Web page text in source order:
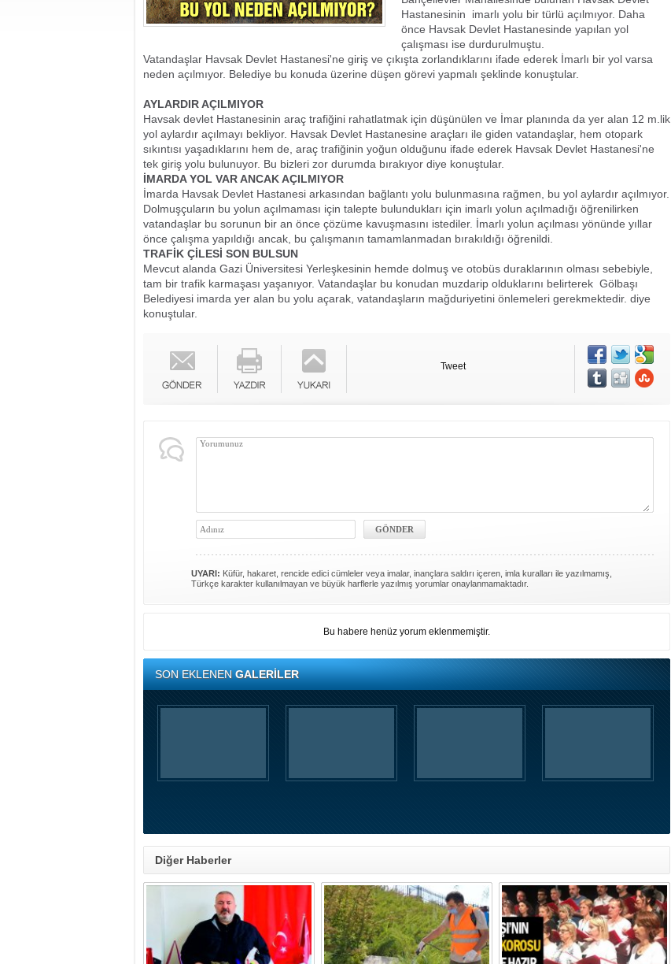
Hastanesinin
imarlı yolu bir türlü açılmıyor. Daha
önce Havsak Devlet Hastanesinde yapılan yol
çalışması ise durdurulmuştu.
Vatandaşlar Havsak Devlet Hastanesi'ne giriş ve çıkışta zorlandıklarını ifade ederek İmarlı bir yol varsa
neden açılmıyor. Belediye bu konuda üzerine düşen görevi yapmalı şeklinde konuştular.
AYLARDIR AÇILMIYOR
Havsak devlet Hastanesinin araç trafiğini rahatlatmak için düşünülen ve İmar planında da yer alan 12 m.lik
yol aylardır açılmayı bekliyor. Havsak Devlet Hastanesine araçları ile giden vatandaşlar, hem otopark
sıkıntısı yaşadıklarını hem de, araç trafiğinin yoğun olduğunu ifade ederek Havsak Devlet Hastanesi'ne
tek giriş yolu bulunuyor. Bu bizleri zor durumda bırakıyor diye konuştular.
İMARDA YOL VAR ANCAK AÇILMIYOR
İmarda Havsak Devlet Hastanesi arkasından bağlantı yolu bulunmasına rağmen, bu yol aylardır açılmıyor.
Dolmuşçuların bu yolun açılmaması için talepte bulundukları için imarlı yolun açılmadığı öğrenilirken
vatandaşlar bu sorunun bir an önce çözüme kavuşmasını istediler. İmarlı yolun açılması yönünde yıllar
önce çalışma yapıldığı ancak, bu çalışmanın tamamlanmadan bırakıldığı öğrenildi.
TRAFİK ÇİLESİ SON BULSUN
Mevcut alanda Gazi Üniversitesi Yerleşkesinin hemde dolmuş ve otobüs duraklarının olması sebebiyle,
tam bir trafik karmaşası yaşanıyor. Vatandaşlar bu konudan muzdarip olduklarını belirterek Gölbaşı
Belediyesi imarda yer alan bu yolu açarak, vatandaşların mağduriyetini önlemeleri gerekmektedir. diye
konuştular.
Tweet
UYARI: Küfür, hakaret, rencide edici cümleler veya imalar, inançlara saldırı içeren, imla kuralları ile yazılmamış,
Türkçe karakter kullanılmayan ve büyük harflerle yazılmış yorumlar onaylanmamaktadır.
Bu habere henüz yorum eklenmemiştir.
SON EKLENENGALERİLER
Diğer Haberler